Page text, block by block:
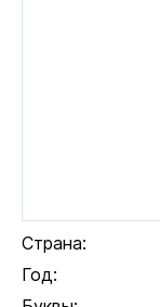
Страна:
Год: